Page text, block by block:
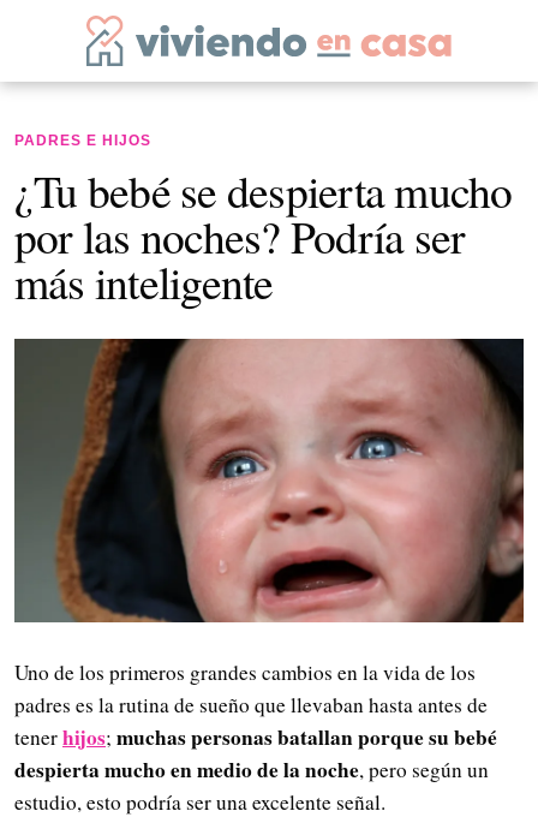
PADRES E HIJOS
¿Tu bebé se despierta mucho
por las noches? Podría ser
más inteligente
Uno de los primeros grandes cambios en la vida de los
padres es la rutina de sueño que llevaban hasta antes de
tenerhijos; muchas personas batallan porque su bebé
despierta mucho en medio de la noche, pero según un
estudio, esto podría ser una excelente señal.